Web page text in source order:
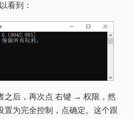
看到：
之后，再次点 右键 → 权限，然
置为完全控制，点确定。这个跟